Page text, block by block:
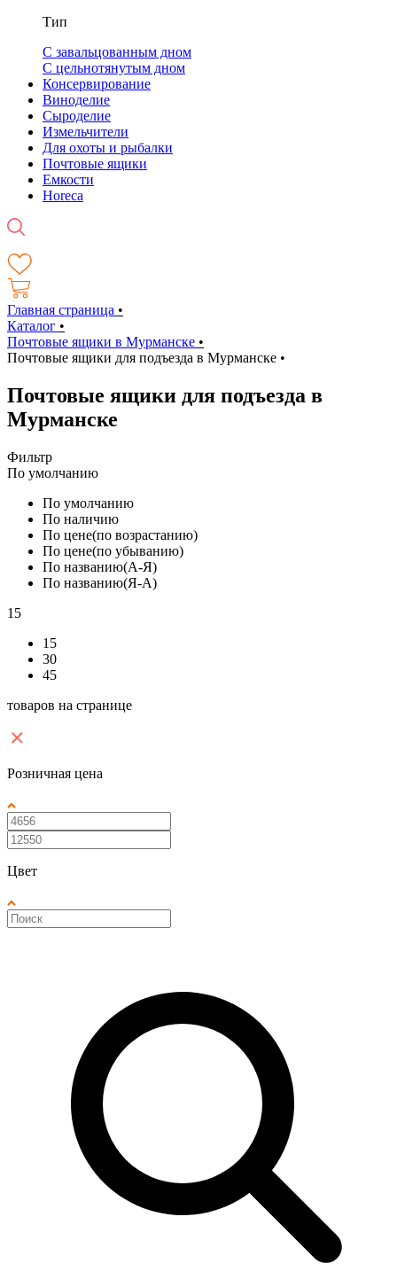
Тип
С завальцованным дном
С цельнотянутым дном
Консервирование
Виноделие
Сыроделие
Измельчители
Для охоты и рыбалки
Почтовые ящики
Емкости
Horeca
Главная страница •
Каталог •
Почтовые ящики в Мурманске •
Почтовые ящики для подъезда в Мурманске •
Почтовые ящики для подъезда в
Мурманске
Фильтр
По умолчанию
По умолчанию
По наличию
По цене(по возрастанию)
По цене(по убыванию)
По названию(А-Я)
По названию(Я-А)
15
15
30
45
товаров на странице
Розничная цена
Цвет